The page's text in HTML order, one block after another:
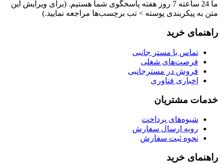
ما 24 ساعته 7 روز هفته پاسخگوی شما هستیم. (برای ویرایش این
متن به پیکربندی پوسته > تب برچسب‌ها مراجعه نمایید.)
راهنمای خرید
تماس با مستر جانبی
فرصت‌های شغلی
فروش در مسترجانبی
اخباری فناوری
خدمات مشتریان
شیوه‌های پرداخت
رویه ارسال سفارش
نحوه ثبت سفارش
راهنمای خرید